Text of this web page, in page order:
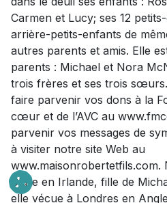
Carmen et Lucy; ses 12
arrière-petits-enfants de
autres parents et amis. Elle
parents : Michael et Nora
trois frères et ses trois
faire parvenir vos dons à la
cœur et de l’AVC au
parvenir vos messages de
à visiter notre site Web au
www.maisonrobertetfils.com.
Clare en Irlande, fille de
elle vécue à Londres en